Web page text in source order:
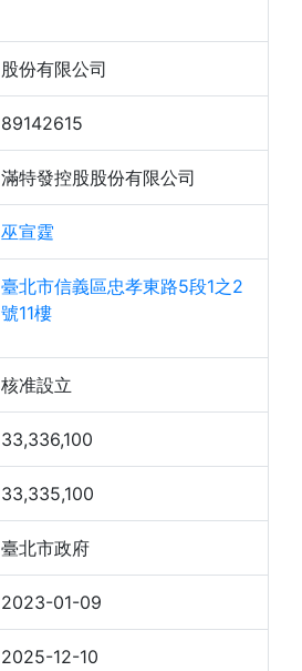
股份有限公司
89142615
滿特發控股股份有限公司
巫宣霆
臺北市信義區忠孝東路5段1之2
號11樓
核准設立
33,336,100
33,335,100
臺北市政府
2023-01-09
2025-12-10